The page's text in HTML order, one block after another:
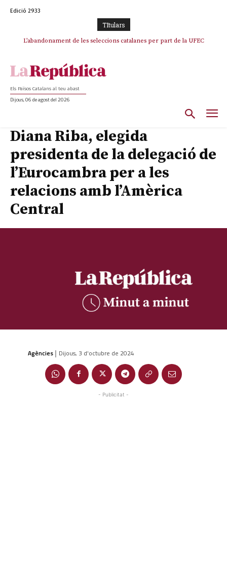
Edició 2933
TItulars
L’abandonament de les seleccions catalanes per part de la UFEC
TV3 perd el lideratge després de 23 mesos: Una deriva sense continguts i
Els Països Catalans al teu abast
Dijous, 06 de agost del 2026
Diana Riba, elegida
presidenta de la delegació de
l’Eurocambra per a les
relacions amb l’Amèrica
Central
Agències | Dijous, 3 d'octubre de 2024
- Publicitat -